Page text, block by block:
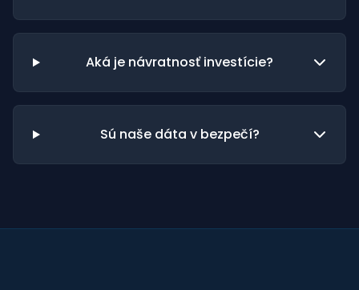
Aká je návratnosť investície?
Sú naše dáta v bezpečí?